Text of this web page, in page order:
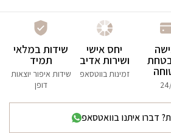
יחס אישי
ושירות אדיב
זמינות בווטסאפ
שידות במלאי
תמיד
שידות איפור יוצאות
דופן
דברו איתנו בוואטסאפ